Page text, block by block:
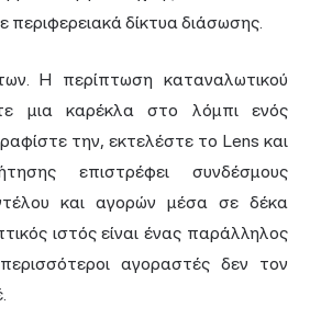
περιφερειακά δίκτυα διάσωσης.
Η περίπτωση καταναλωτικού
μια καρέκλα στο λόμπι ενός
την, εκτελέστε το Lens και
επιστρέφει συνδέσμους
και αγορών μέσα σε δέκα
ιστός είναι ένας παράλληλος
αγοραστές δεν τον